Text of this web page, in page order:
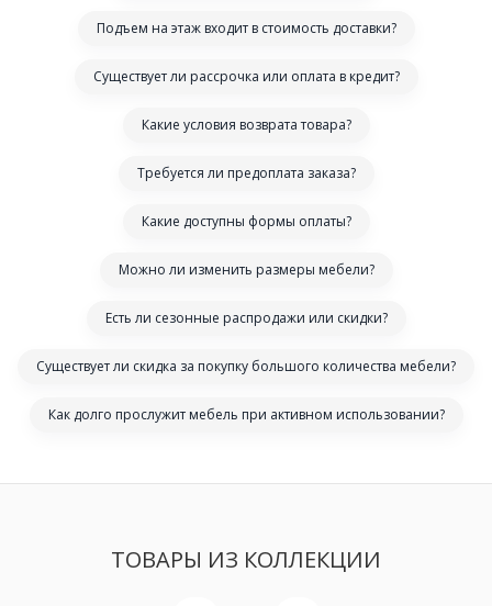
Подъем на этаж входит в стоимость доставки?
Существует ли рассрочка или оплата в кредит?
Какие условия возврата товара?
Требуется ли предоплата заказа?
Какие доступны формы оплаты?
Можно ли изменить размеры мебели?
Есть ли сезонные распродажи или скидки?
Существует ли скидка за покупку большого количества мебели?
Как долго прослужит мебель при активном использовании?
ТОВАРЫ ИЗ КОЛЛЕКЦИИ